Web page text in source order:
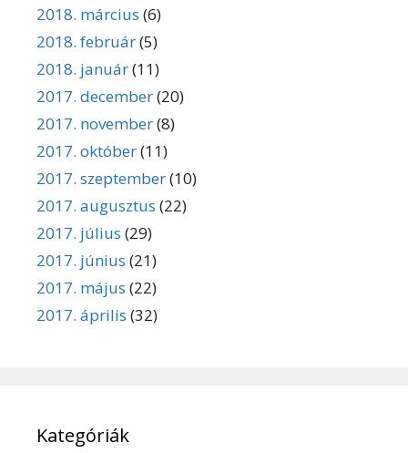
2018. március (6)
2018. február(5)
2018. január(11)
2017. december(20)
2017. november(8)
2017. október(11)
2017. szeptember(10)
2017. augusztus (22)
2017. július (29)
2017. június (21)
2017. május (22)
2017. április (32)
Kategóriák